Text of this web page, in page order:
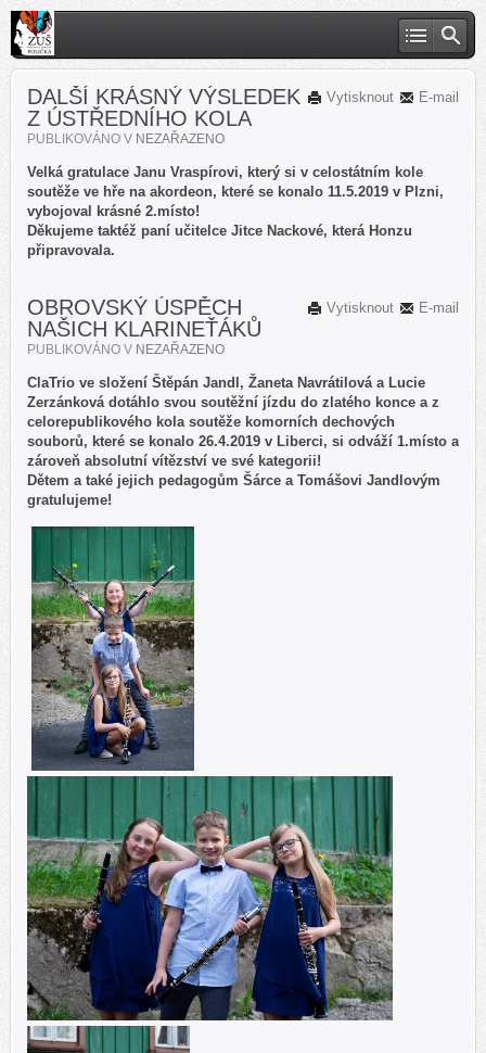
E-mail
Vytisknout
DALŠÍ KRÁSNÝ VÝSLEDEK
Z ÚSTŘEDNÍHO KOLA
PUBLIKOVÁNO V NEZAŘAZENO
Velká gratulace Janu Vraspírovi, který si v celostátním kole
soutěže ve hře na akordeon, které se konalo 11.5.2019 v Plzni,
vybojoval krásné 2.místo!
Děkujeme taktéž paní učitelce Jitce Nackové, která Honzu
připravovala.
E-mail
Vytisknout
OBROVSKÝ ÚSPĚCH
NAŠICH KLARINEŤÁKŮ
PUBLIKOVÁNO V NEZAŘAZENO
ClaTrio ve složení Štěpán Jandl, Žaneta Navrátilová a Lucie
Zerzánková dotáhlo svou soutěžní jízdu do zlatého konce a z
celorepublikového kola soutěže komorních dechových
souborů, které se konalo 26.4.2019 v Liberci, si odváží 1.místo a
zároveň absolutní vítězství ve své kategorii!
Dětem a také jejich pedagogům Šárce a Tomášovi Jandlovým
gratulujeme!